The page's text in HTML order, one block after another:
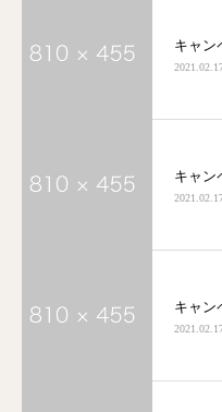
キャン
キャン
キャン